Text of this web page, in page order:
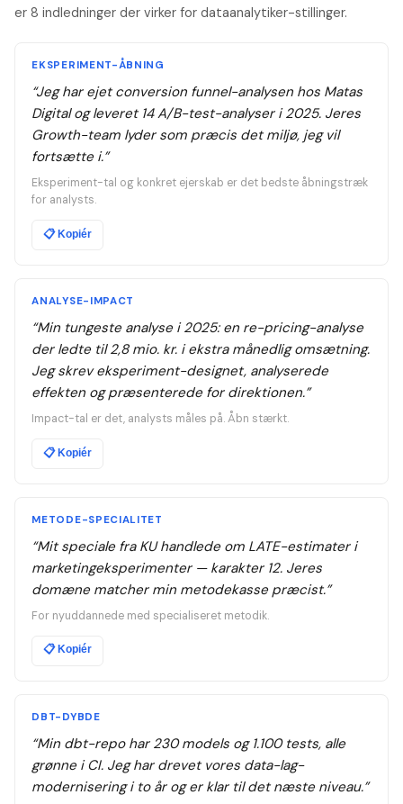
er 8 indledninger der virker for dataanalytiker-stillinger.
EKSPERIMENT-ÅBNING
“Jeg har ejet conversion funnel-analysen hos Matas
Digital og leveret 14 A/B-test-analyser i 2025. Jeres
Growth-team lyder som præcis det miljø, jeg vil
fortsætte i.”
Eksperiment-tal og konkret ejerskab er det bedste åbningstræk
for analysts.
📋Kopiér
ANALYSE-IMPACT
“Min tungeste analyse i 2025: en re-pricing-analyse
der ledte til 2,8 mio. kr. i ekstra månedlig omsætning.
Jeg skrev eksperiment-designet, analyserede
effekten og præsenterede for direktionen.”
Impact-tal er det, analysts måles på. Åbn stærkt.
📋Kopiér
METODE-SPECIALITET
“Mit speciale fra KU handlede om LATE-estimater i
marketingeksperimenter — karakter 12. Jeres
domæne matcher min metodekasse præcist.”
For nyuddannede med specialiseret metodik.
📋Kopiér
DBT-DYBDE
“Min dbt-repo har 230 models og 1.100 tests, alle
grønne i CI. Jeg har drevet vores data-lag-
modernisering i to år og er klar til det næste niveau.”